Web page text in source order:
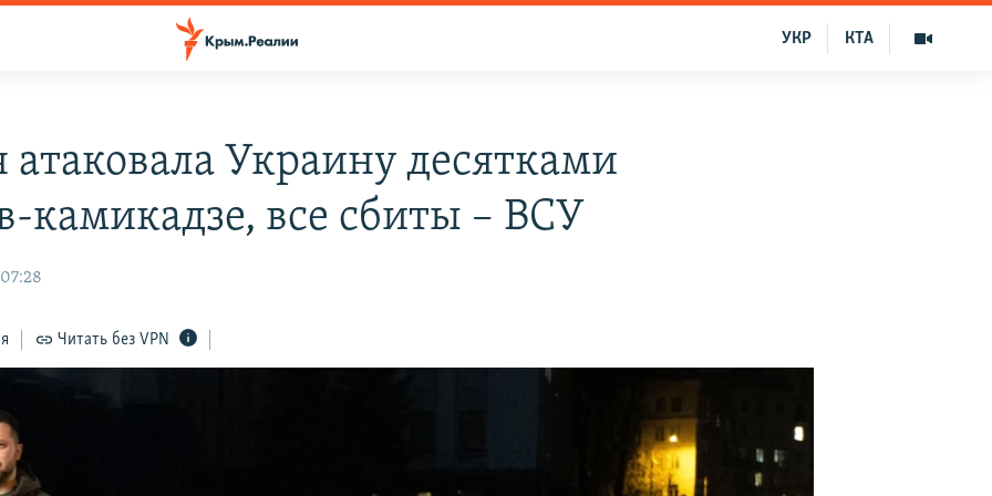
КТА
УКР
атаковала Украину десятками
камикадзе, все сбиты – ВСУ
Читать без VPN